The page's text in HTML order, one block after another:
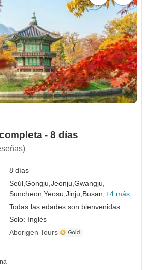
- 8 días
8 días
Seúl,Gongju,Jeonju,Gwangju,
Suncheon,Yeosu,Jinju, Busan, +4 más
Todas las edades son bienvenidas
Solo: Inglés
Aborigen Tours